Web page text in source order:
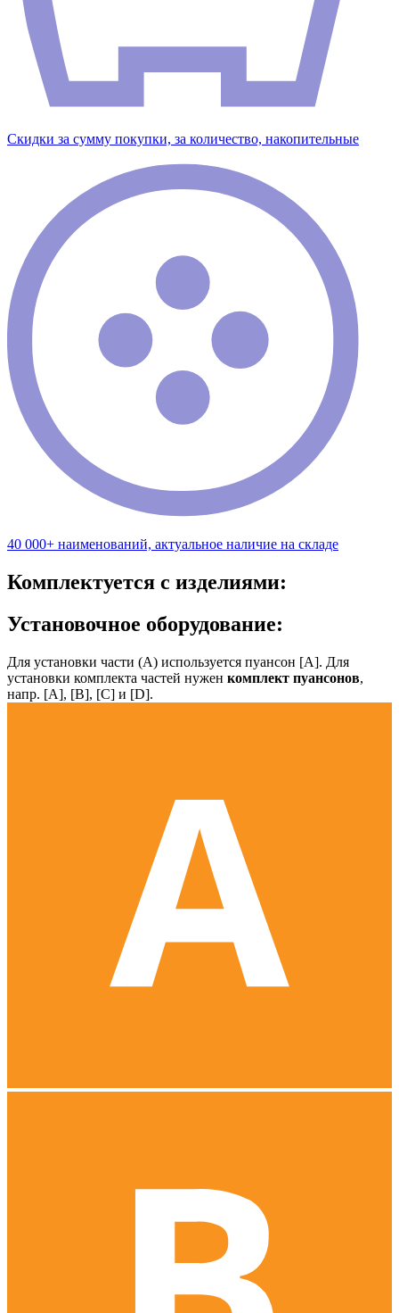
Скидки за сумму покупки, за количество, накопительные
40 000+ наименований, актуальное наличие на складе
Комплектуется с изделиями:
Установочное оборудование:
Для установки части (А) используется пуансон [А]. Для
установки комплекта частей нужен комплект пуансонов,
напр. [А], [B], [С] и [D].